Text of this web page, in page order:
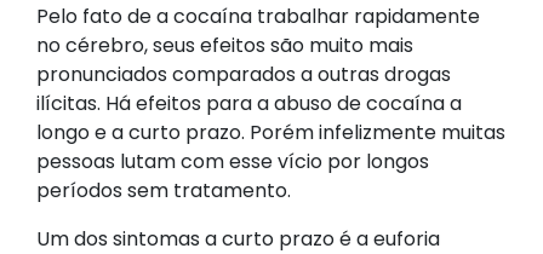
Pelo fato de a cocaína trabalhar rapidamente
no cérebro, seus efeitos são muito mais
pronunciados comparados a outras drogas
ilícitas. Há efeitos para a abuso de cocaína a
longo e a curto prazo. Porém infelizmente muitas
pessoas lutam com esse vício por longos
períodos sem tratamento.
Um dos sintomas a curto prazo é a euforia